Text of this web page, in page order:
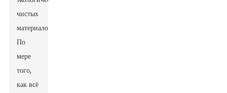
чистых
материалов.
По
мере
того,
как всё